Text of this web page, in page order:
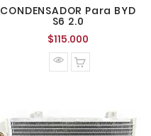
CONDENSADOR Para BYD
S6 2.0
$115.000
normal